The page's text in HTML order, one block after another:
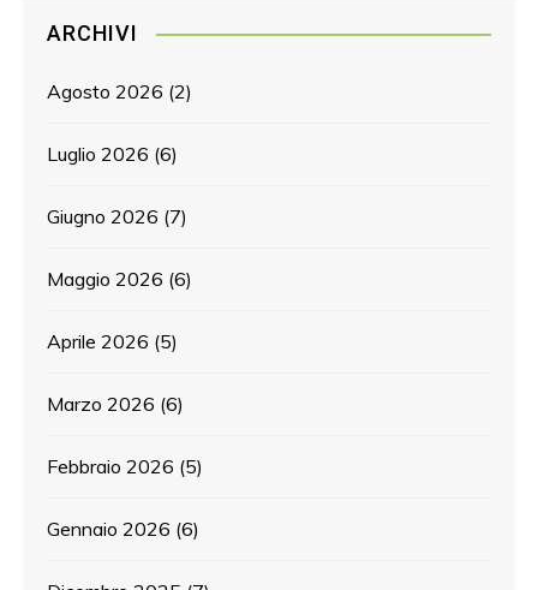
ARCHIVI
Agosto 2026 (2)
Luglio 2026 (6)
Giugno 2026 (7)
Maggio 2026 (6)
Aprile 2026 (5)
Marzo 2026 (6)
Febbraio 2026 (5)
Gennaio 2026 (6)